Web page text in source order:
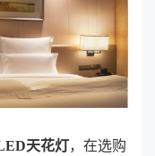
天花灯，在选购